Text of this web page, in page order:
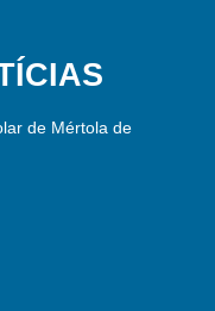
de Mértola de